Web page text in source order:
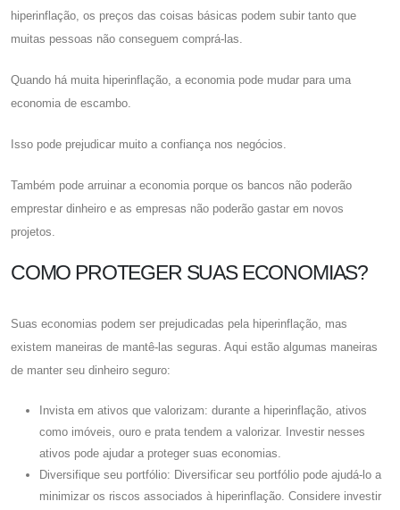
hiperinflação, os preços das coisas básicas podem subir tanto que
muitas pessoas não conseguem comprá-las.
Quando há muita hiperinflação, a economia pode mudar para uma
economia de escambo.
Isso pode prejudicar muito a confiança nos negócios.
Também pode arruinar a economia porque os bancos não poderão
emprestar dinheiro e as empresas não poderão gastar em novos
projetos.
COMO PROTEGER SUAS ECONOMIAS?
Suas economias podem ser prejudicadas pela hiperinflação, mas
existem maneiras de mantê-las seguras. Aqui estão algumas maneiras
de manter seu dinheiro seguro:
Invista em ativos que valorizam: durante a hiperinflação, ativos
como imóveis, ouro e prata tendem a valorizar. Investir nesses
ativos pode ajudar a proteger suas economias.
Diversifique seu portfólio: Diversificar seu portfólio pode ajudá-lo a
minimizar os riscos associados à hiperinflação. Considere investir